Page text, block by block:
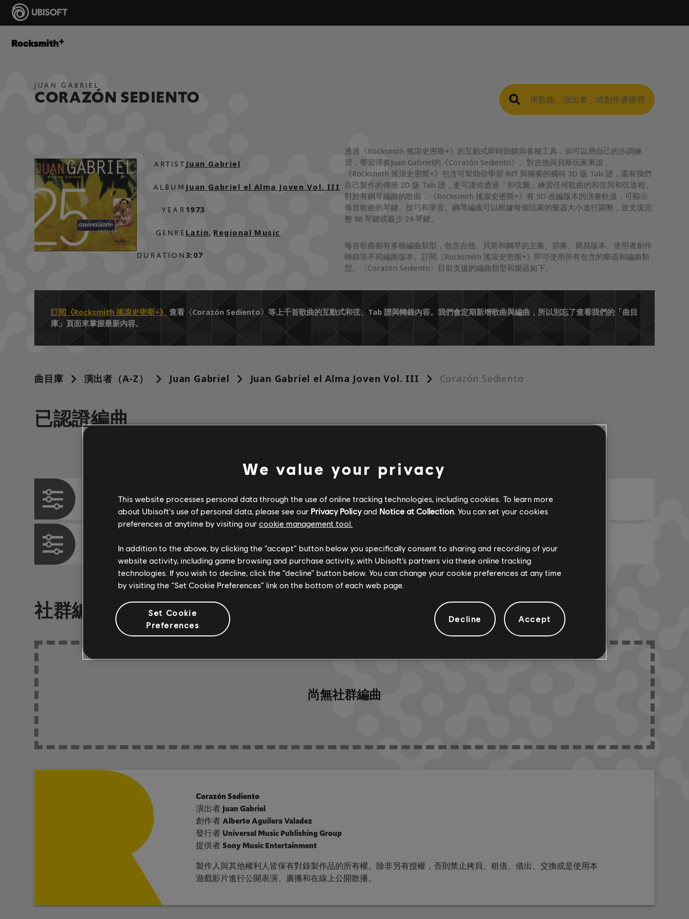
JUAN GABRIEL
CORAZÓN SEDIENTO
ARTIST
ALBUM
YEAR
GENRE
DURATION
Juan Gabriel
Juan Gabriel el Alma Joven Vol. III
1973
Latin, Regional Music
3:07
透過《Rocksmith 搖滾史密斯+》的互動式即時回饋與各種工具，你可以用自己的步調練
習，學習彈奏Juan Gabriel的《Corazón Sediento》。對吉他與貝斯玩家來說，
《Rocksmith 搖滾史密斯+》包含可幫助你學習 Riff 與獨奏的獨特 3D 版 Tab 譜，還有我們
自己製作的傳統 2D 版 Tab 譜，更可讓你透過「和弦圖」練習任何歌曲的和弦與和弦進程。
對於有鋼琴編曲的歌曲，《Rocksmith 搖滾史密斯+》有 3D 改編版本的演奏軌道，可顯示
每首歌曲的琴鍵、技巧和單音。鋼琴編曲可以根據每個玩家的樂器大小進行調整，並支援完
整 88 琴鍵或最少 24 琴鍵。
每首歌曲都有多種編曲類型，包含吉他、貝斯和鋼琴的主奏、節奏、簡易版本、使用者創作
轉錄等不同編曲版本。訂閱《Rocksmith 搖滾史密斯+》即可使用所有包含的樂器和編曲類
型。〈Corazón Sediento〉目前支援的編曲類型和樂器如下。
訂閱《Rocksmith 搖滾史密斯+》 查看〈Corazón Sediento〉等上千首歌曲的互動式和弦、Tab 譜與轉錄內容。我們會定期新增歌曲與編曲，所以別忘了查看我們的「曲目
庫」頁面來掌握最新內容。
曲目庫 演出者（A-Z） Juan Gabriel Juan Gabriel el Alma Joven Vol. III Corazón Sediento
已認證編曲
已認證
和弦圖 R+ Team & ARCHI
貝斯圖 ARCHI
社群編曲
尚無社群編曲
Corazón Sediento
演出者Juan Gabriel
創作者 Alberto Aguilera Valadez
發行者 Universal Music Publishing Group
提供者 Sony Music Entertainment
製作人與其他權利人皆保有對錄製作品的所有權。除非另有授權，否則禁止拷貝、租借、借出、交換或是使用本
遊戲影片進行公開表演、廣播和在線上公開散播。
We value your privacy
This website processes personal data through the use of online tracking technologies, including cookies. To learn more
about Ubisoft's use of personal data, please see our Privacy Policyand Notice at Collection. You can set your cookies
preferences at anytime by visiting our cookie management tool.
In addition to the above, by clicking the “accept” button below you specifically consent to sharing and recording of your
website activity, including game browsing and purchase activity, with Ubisoft’s partners via these online tracking
technologies. If you wish to decline, click the “decline” button below. You can change your cookie preferences at any time
by visiting the “Set Cookie Preferences” link on the bottom of each web page.
Set Cookie
Preferences
Decline Accept